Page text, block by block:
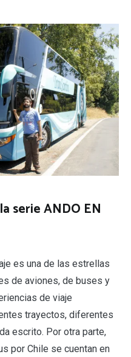
serie ANDO EN
es una de las estrellas
de aviones, de buses y
de viaje
trayectos, diferentes
escrito. Por otra parte,
por Chile se cuentan en